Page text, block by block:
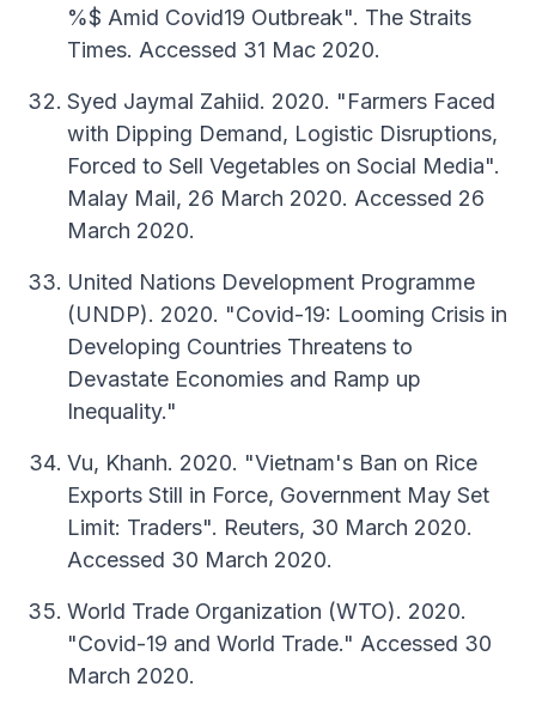
%$ Amid Covid19 Outbreak". The Straits
Times. Accessed 31 Mac 2020.
Syed Jaymal Zahiid. 2020. "Farmers Faced
with Dipping Demand, Logistic Disruptions,
Forced to Sell Vegetables on Social Media".
Malay Mail, 26 March 2020. Accessed 26
March 2020.
United Nations Development Programme
(UNDP). 2020. "Covid-19: Looming Crisis in
Developing Countries Threatens to
Devastate Economies and Ramp up
Inequality."
Vu, Khanh. 2020. "Vietnam's Ban on Rice
Exports Still in Force, Government May Set
Limit: Traders". Reuters, 30 March 2020.
Accessed 30 March 2020.
World Trade Organization (WTO). 2020.
"Covid-19 and World Trade." Accessed 30
March 2020.